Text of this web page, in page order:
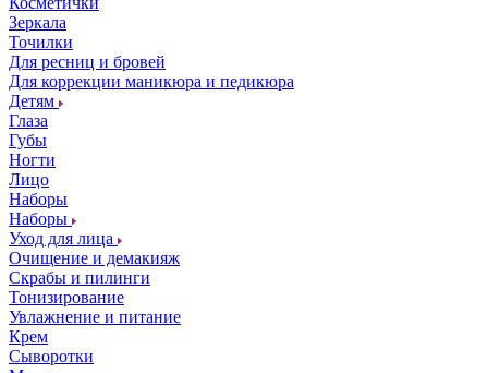
Зеркала
Точилки
Для ресниц и бровей
Для коррекции маникюра и педикюра
Детям
Глаза
Губы
Ногти
Лицо
Наборы
Наборы
Уход для лица
Очищение и демакияж
Скрабы и пилинги
Тонизирование
Увлажнение и питание
Крем
Сыворотки